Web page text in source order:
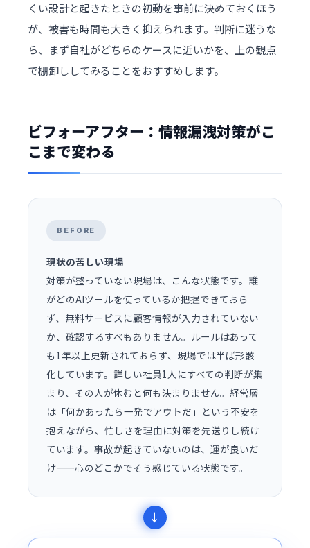
くい設計と起きたときの初動を事前に決めておくほう
が、被害も時間も大きく抑えられます。判断に迷うな
ら、まず自社がどちらのケースに近いかを、上の観点
で棚卸ししてみることをおすすめします。
ビフォーアフター：情報漏洩対策がこ
こまで変わる
BEFORE
現状の苦しい現場
対策が整っていない現場は、こんな状態です。誰
がどのAIツールを使っているか把握できておら
ず、無料サービスに顧客情報が入力されていない
か、確認するすべもありません。ルールはあって
も1年以上更新されておらず、現場では半ば形骸
化しています。詳しい社員1人にすべての判断が集
まり、その人が休むと何も決まりません。経営層
は「何かあったら一発でアウトだ」という不安を
抱えながら、忙しさを理由に対策を先送りし続け
ています。事故が起きていないのは、運が良いだ
け——心のどこかでそう感じている状態です。